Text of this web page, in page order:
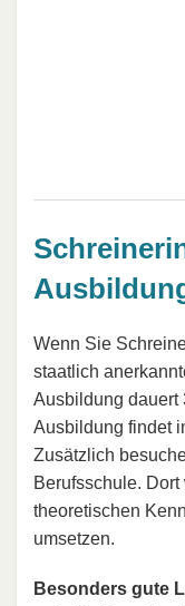
Wenn Sie
staatlich
Ausbildung dauert
Ausbildung findet
Zusätzlich
Berufsschule.
theoretischen
umsetzen.
Besonders gute